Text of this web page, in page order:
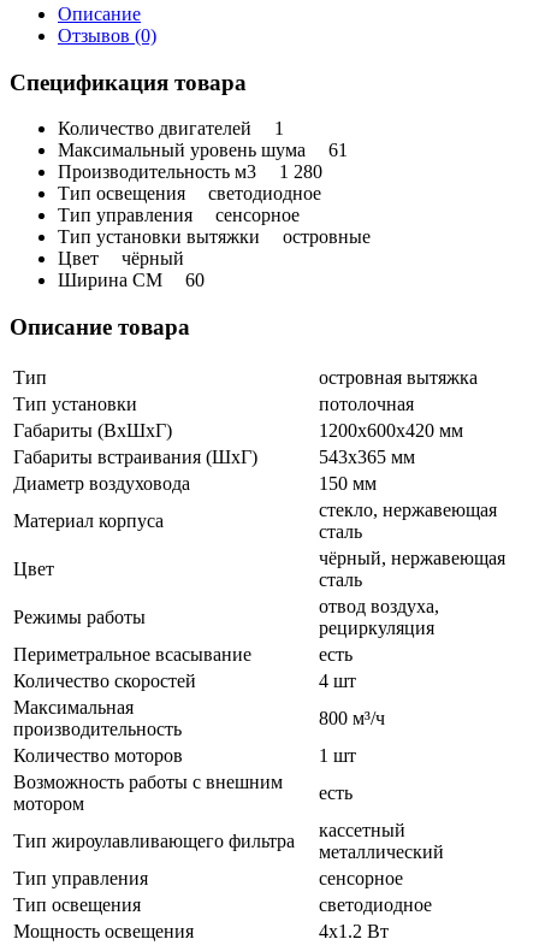
Описание
Отзывов (0)
Спецификация товара
Количество двигателей
1
Максимальный уровень шума
61
Производительность м3
1 280
Тип освещения
светодиодное
Тип управления
сенсорное
Тип установки вытяжки
островные
Цвет
чёрный
Ширина СМ
60
Описание товара
Тип
островная вытяжка
Тип установки
потолочная
Габариты (ВхШхГ)
1200х600х420 мм
Габариты встраивания (ШхГ)
543х365 мм
Диаметр воздуховода
150 мм
Материал корпуса
стекло, нержавеющая
сталь
Цвет
чёрный, нержавеющая
сталь
Режимы работы
отвод воздуха,
рециркуляция
Периметральное всасывание
есть
Количество скоростей
4 шт
Максимальная
производительность
800 м³/ч
Количество моторов
1 шт
Возможность работы с внешним
мотором
есть
Тип жироулавливающего фильтра
кассетный
металлический
Тип управления
сенсорное
Тип освещения
светодиодное
Мощность освещения
4х1.2 Вт